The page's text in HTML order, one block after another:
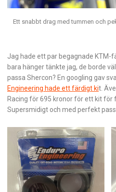
Ett snabbt drag med tummen och
Jag hade ett par begagnade KTM-
bara hänger tänkte jag, de borde
passa Shercon? En googling gav
Engineering hade ett färdigt kit.
Racing för 695 kronor för ett kit för
Supersmidigt och med perfekt